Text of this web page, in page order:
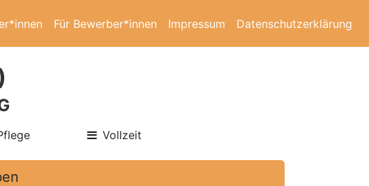
Für Bewerber*innen Impressum Datenschutzerklärung
Vollzeit